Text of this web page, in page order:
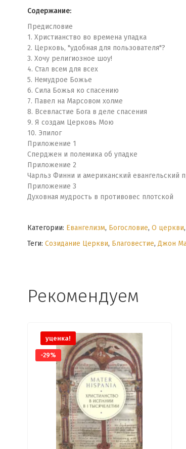
Содержание:
Предисловие
1. Христианство во времена упадка
2. Церковь, "удобная для пользователя"?
3. Хочу религиозное шоу!
4. Стал всем для всех
5. Немудрое Божье
6. Сила Божья ко спасению
7. Павел на Марсовом холме
8. Всевластие Бога в деле спасения
9. Я создам Церковь Мою
10. Эпилог
Приложение 1
Сперджен и полемика об упадке
Приложение 2
Чарльз Финни и американский евангельский
Приложение 3
Духовная мудрость в противовес плотской
Категории: Евангелизм, Богословие, О церкви,
Теги: Созидание Церкви, Благовестие, Джон
Рекомендуем
уценка!
-29%